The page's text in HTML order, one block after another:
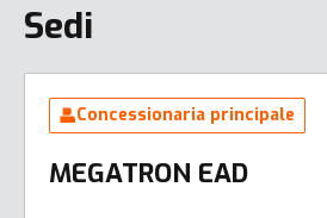
Sedi
Concessionaria principale
MEGATRON EAD